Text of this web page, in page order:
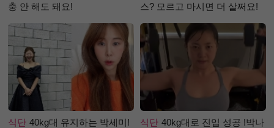
충 안 해도 돼요!
스? 모르고 마시면 더 살쩌요!
식단 40kg대 유지하는 박세미!
식단 40kg대로 진입 성공 !박나